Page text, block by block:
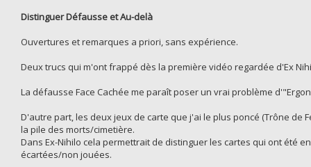
Distinguer Défausse et Au-delà
Ouvertures et remarques a priori, sans expérience.
Deux trucs qui m'ont frappé dès la première vidéo regardée d'Ex
La défausse Face Cachée me paraît poser un vrai problème
D'autre part, les deux jeux de carte que j'ai le plus poncé (Trône de
la pile des morts/cimetière.
Dans Ex-Nihilo cela permettrait de distinguer les cartes qui ont été
écartées/non jouées.